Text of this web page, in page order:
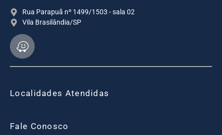
Rua Parapuã nº 1499/1503 - sala 02
Vila Brasilândia/SP
Localidades Atendidas
Fale Conosco